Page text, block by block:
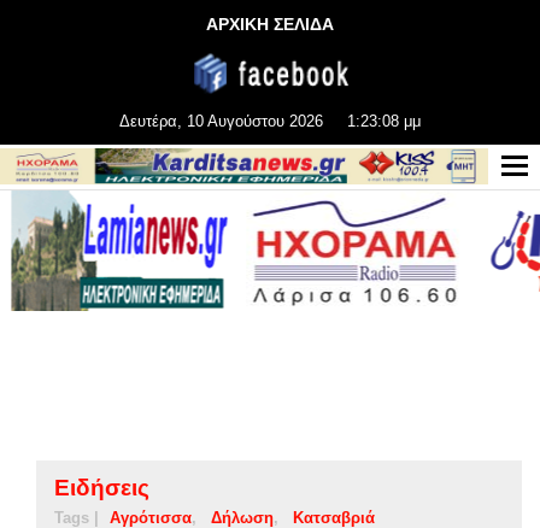
ΑΡΧΙΚΗ ΣΕΛΙΔΑ
Δευτέρα, 10 Αυγούστου 2026 1:23:08 μμ
Ειδήσεις
Tags | Αγρότισσα Δήλωση Κατσαβριά